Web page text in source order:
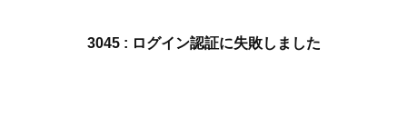
3045 : ログイン認証に失敗しました